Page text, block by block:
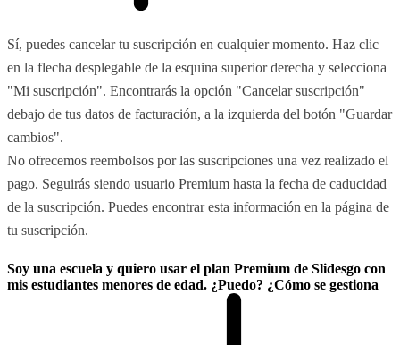
Sí, puedes cancelar tu suscripción en cualquier momento. Haz clic
en la flecha desplegable de la esquina superior derecha y selecciona
"Mi suscripción". Encontrarás la opción "Cancelar suscripción"
debajo de tus datos de facturación, a la izquierda del botón "Guardar
cambios".
No ofrecemos reembolsos por las suscripciones una vez realizado el
pago. Seguirás siendo usuario Premium hasta la fecha de caducidad
de la suscripción. Puedes encontrar esta información en la página de
tu suscripción.
Soy una escuela y quiero usar el plan Premium de Slidesgo con
mis estudiantes menores de edad. ¿Puedo? ¿Cómo se gestiona